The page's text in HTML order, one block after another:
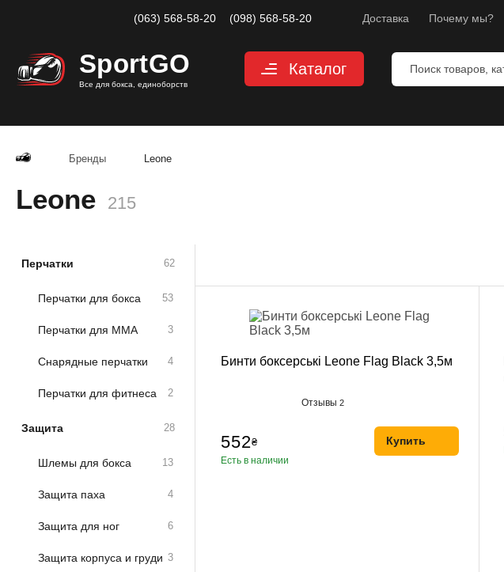
(063) 568-58-20 (098) 568-58-20 Доставка Почему мы?
SportGO
Все для бокса, единоборств
Каталог
Одежда для единоборств
Одежда повседневная
Вольная борьба
Бренды Leone
Leone 215
Перчатки 62
Перчатки для бокса 53
Перчатки для ММА 3
Снарядные перчатки 4
Перчатки для фитнеса 2
Защита 28
Шлемы для бокса 13
Защита паха 4
Защита для ног 6
Защита корпуса и груди 3
Бинти боксерські Leone Flag Black 3,5м
Отзывы2
552₴
Есть в наличии
Купить